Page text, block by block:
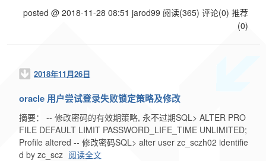
posted @ 2018-11-28 08:51 jarod99 阅读(365) 评论(0) 推荐
(0)
2018年11月26日
oracle 用户尝试登录失败锁定策略及修改
摘要： -- 修改密码的有效期策略, 永不过期SQL> ALTER PRO
FILE DEFAULT LIMIT PASSWORD_LIFE_TIME UNLIMITED;
Profile altered -- 修改密码SQL> alter user zc_sczh02 identifie
d by zc_scz 阅读全文